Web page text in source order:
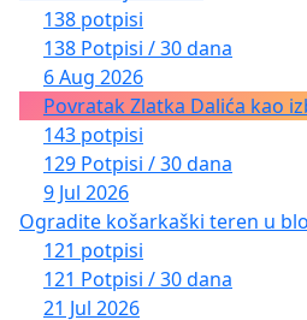
138 potpisi
138 Potpisi / 30 dana
6 Aug 2026
Povratak Zlatka Dalića kao
143 potpisi
129 Potpisi / 30 dana
9 Jul 2026
Ogradite košarkaški teren u
121 potpisi
121 Potpisi / 30 dana
21 Jul 2026